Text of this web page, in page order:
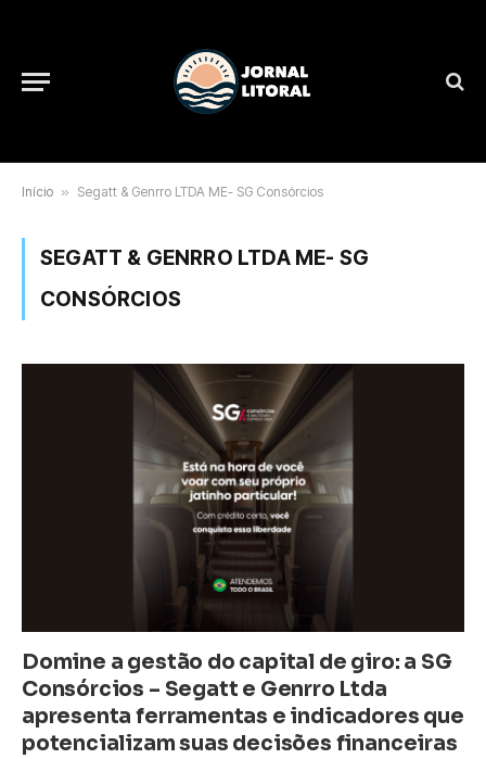
Início » Segatt & Genrro LTDA ME- SG Consórcios
SEGATT & GENRRO LTDA ME- SG
CONSÓRCIOS
Domine a gestão do capital de giro: a SG
Consórcios – Segatt e Genrro Ltda
apresenta ferramentas e indicadores que
potencializam suas decisões financeiras